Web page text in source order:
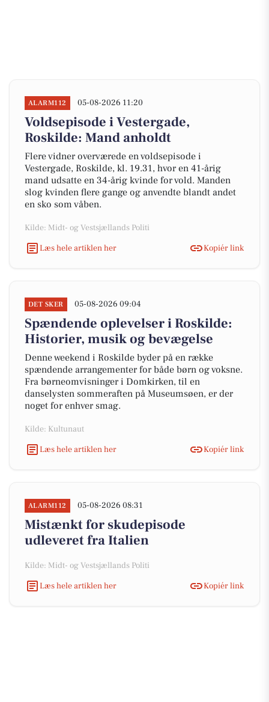
ALARM112 05-08-2026 11:20
Voldsepisode i Vestergade,
Roskilde: Mand anholdt
Flere vidner overværede en voldsepisode i
Vestergade, Roskilde, kl. 19.31, hvor en 41-årig
mand udsatte en 34-årig kvinde for vold. Manden
slog kvinden flere gange og anvendte blandt andet
en sko som våben.
Kilde: Midt- og Vestsjællands Politi
Læs hele artiklen her
Kopiér link
DET SKER 05-08-2026 09:04
Spændende oplevelser i Roskilde:
Historier, musik og bevægelse
Denne weekend i Roskilde byder på en række
spændende arrangementer for både børn og voksne.
Fra børneomvisninger i Domkirken, til en
danselysten sommeraften på Museumsøen, er der
noget for enhver smag.
Kilde: Kultunaut
Læs hele artiklen her
Kopiér link
ALARM112 05-08-2026 08:31
Mistænkt for skudepisode
udleveret fra Italien
Kilde: Midt- og Vestsjællands Politi
Læs hele artiklen her
Kopiér link